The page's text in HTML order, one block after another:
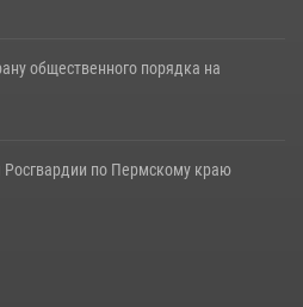
общественного порядка на
по Пермскому краю